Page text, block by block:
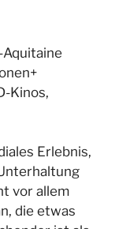
Kinos,
Erlebnis,
vor allem
die etwas